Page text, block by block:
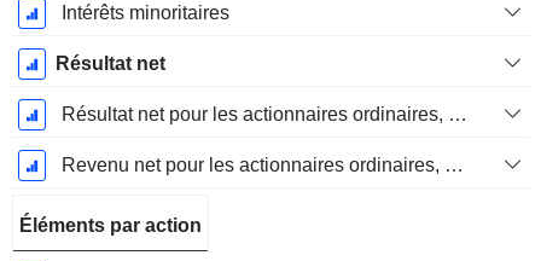
Intérêts minoritaires
Résultat net
Résultat net pour les actionnaires ordinaires, éléments exceptionnels inclus.
Revenu net pour les actionnaires ordinaires, hors éléments exceptionnelsRésultat net pour les actionnaires ordinaires, éléments exceptionnels exclus.
Éléments par action